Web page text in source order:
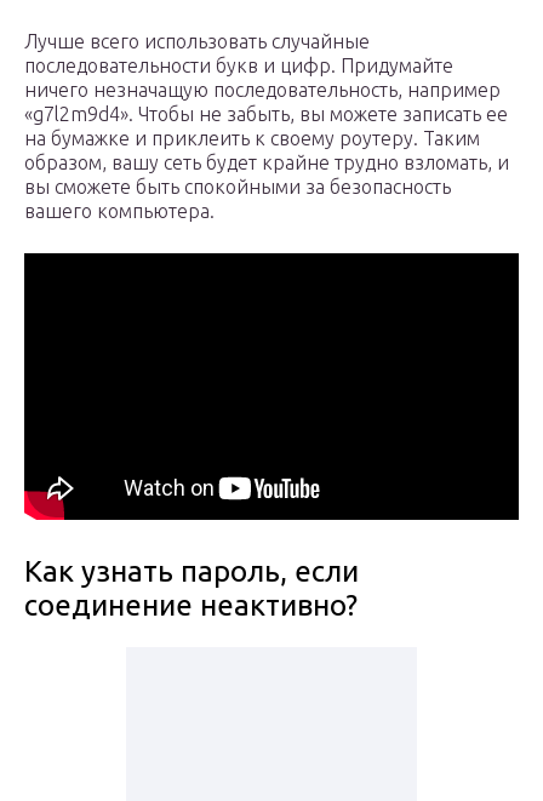
Лучше всего использовать случайные
последовательности букв и цифр. Придумайте
ничего незначащую последовательность, например
«g7l2m9d4». Чтобы не забыть, вы можете записать ее
на бумажке и приклеить к своему роутеру. Таким
образом, вашу сеть будет крайне трудно взломать, и
вы сможете быть спокойными за безопасность
вашего компьютера.
Как узнать пароль, если
соединение неактивно?